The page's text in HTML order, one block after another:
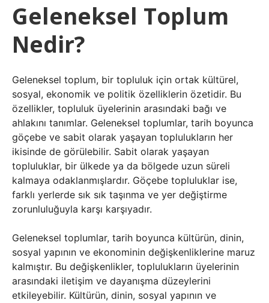
Geleneksel Toplum
Nedir?
Geleneksel toplum, bir topluluk için ortak kültürel,
sosyal, ekonomik ve politik özelliklerin özetidir. Bu
özellikler, topluluk üyelerinin arasındaki bağı ve
ahlakını tanımlar. Geleneksel toplumlar, tarih boyunca
göçebe ve sabit olarak yaşayan toplulukların her
ikisinde de görülebilir. Sabit olarak yaşayan
topluluklar, bir ülkede ya da bölgede uzun süreli
kalmaya odaklanmışlardır. Göçebe topluluklar ise,
farklı yerlerde sık sık taşınma ve yer değiştirme
zorunluluğuyla karşı karşıyadır.
Geleneksel toplumlar, tarih boyunca kültürün, dinin,
sosyal yapının ve ekonominin değişkenliklerine maruz
kalmıştır. Bu değişkenlikler, toplulukların üyelerinin
arasındaki iletişim ve dayanışma düzeylerini
etkileyebilir. Kültürün, dinin, sosyal yapının ve